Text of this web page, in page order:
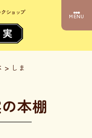
ショップ
MENU
> しま
本棚